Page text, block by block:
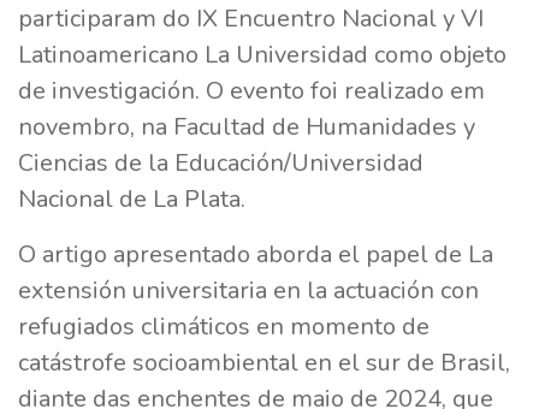
participaram do IX Encuentro Nacional y VI
Latinoamericano La Universidad como objeto
de investigación. O evento foi realizado em
novembro, na Facultad de Humanidades y
Ciencias de la Educación/Universidad
Nacional de La Plata.
O artigo apresentado aborda el papel de La
extensión universitaria en la actuación con
refugiados climáticos en momento de
catástrofe socioambiental en el sur de Brasil,
diante das enchentes de maio de 2024, que